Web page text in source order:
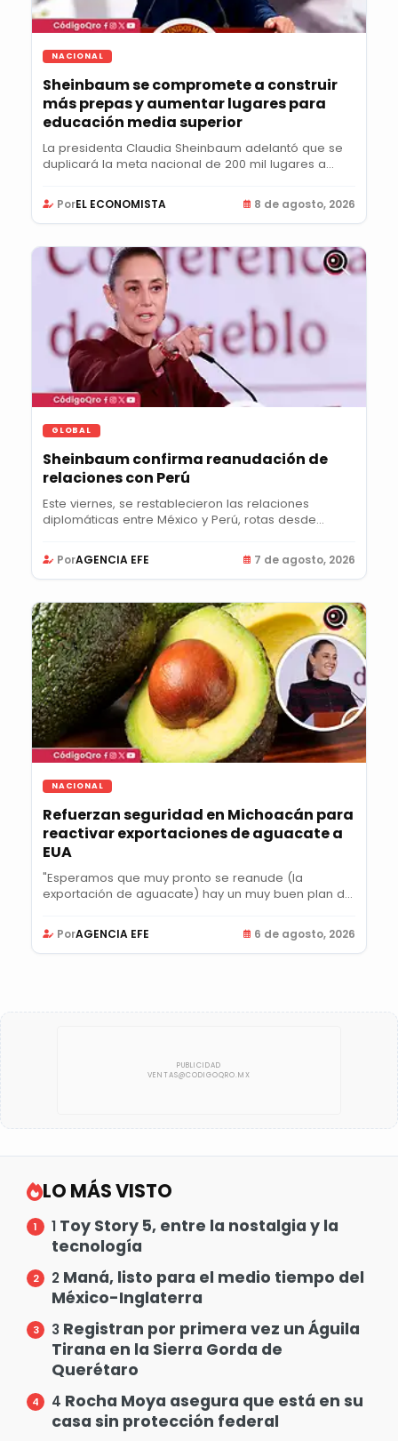
NACIONAL
Sheinbaum se compromete a construir
más prepas y aumentar lugares para
educación media superior
La presidenta Claudia Sheinbaum adelantó que se
duplicará la meta nacional de 200 mil lugares a
PorEL ECONOMISTA 8 de agosto, 2026
GLOBAL
Sheinbaum confirma reanudación de
relaciones con Perú
Este viernes, se restablecieron las relaciones
diplomáticas entre México y Perú, rotas desde...
PorAGENCIA EFE 7 de agosto, 2026
NACIONAL
Refuerzan seguridad en Michoacán para
reactivar exportaciones de aguacate a
EUA
"Esperamos que muy pronto se reanude (la
exportación de aguacate) hay un muy buen plan de
PorAGENCIA EFE 6 de agosto, 2026
LO MÁS VISTO
1 Toy Story 5, entre la nostalgia y la
tecnología
2 Maná, listo para el medio tiempo del
México-Inglaterra
3 Registran por primera vez un Águila
Tirana en la Sierra Gorda de
Querétaro
4 Rocha Moya asegura que está en su
casa sin protección federal